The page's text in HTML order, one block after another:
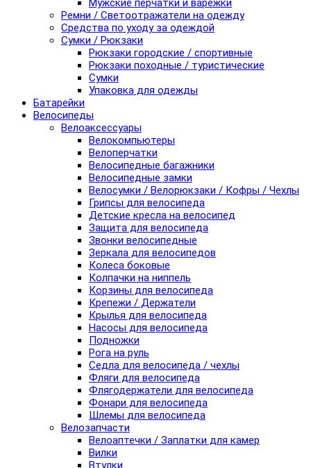
Мужские перчатки и варежки
Ремни / Светоотражатели на одежду
Средства по уходу за одеждой
Сумки / Рюкзаки
Рюкзаки городские / спортивные
Рюкзаки походные / туристические
Сумки
Упаковка для одежды
Батарейки
Велосипеды
Велоаксессуары
Велокомпьютеры
Велоперчатки
Велосипедные багажники
Велосипедные замки
Велосумки / Велорюкзаки / Кофры / Чехлы
Грипсы для велосипеда
Детские кресла на велосипед
Защита для велосипеда
Звонки велосипедные
Зеркала для велосипедов
Колеса боковые
Колпачки на ниппель
Корзины для велосипеда
Крепежи / Держатели
Крылья для велосипеда
Насосы для велосипеда
Подножки
Рога на руль
Седла для велосипеда / чехлы
Фляги для велосипеда
Флягодержатели для велосипеда
Фонари для велосипеда
Шлемы для велосипеда
Велозапчасти
Велоаптечки / Заплатки для камер
Вилки
Втулки